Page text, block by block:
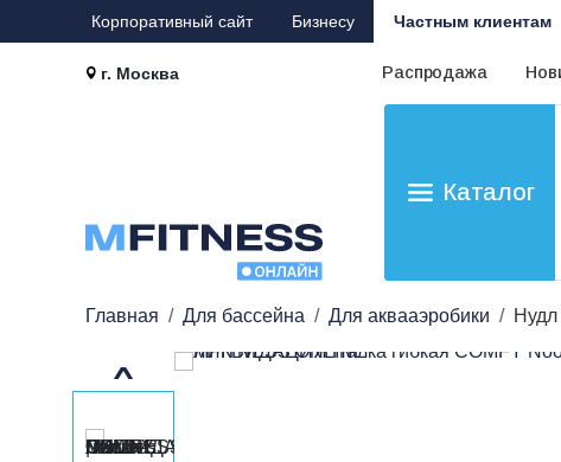
Корпоративный сайт Бизнесу Частным клиентам
г. Москва Распродажа
Каталог
Главная Для бассейна Для аквааэробики